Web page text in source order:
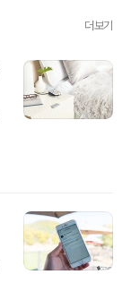
더보기